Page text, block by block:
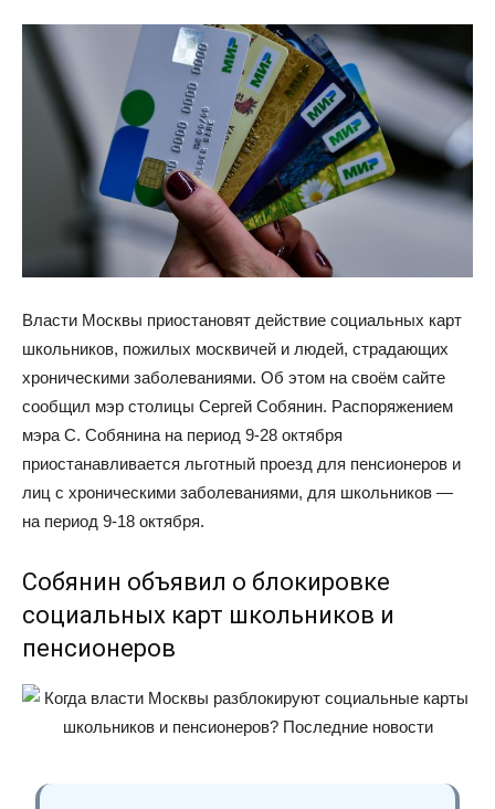
Власти Москвы приостановят действие социальных карт
школьников, пожилых москвичей и людей, страдающих
хроническими заболеваниями. Об этом на своём сайте
сообщил мэр столицы Сергей Собянин. Распоряжением
мэра С. Собянина на период 9-28 октября
приостанавливается льготный проезд для пенсионеров и
лиц с хроническими заболеваниями, для школьников —
на период 9-18 октября.
Собянин объявил о блокировке
социальных карт школьников и
пенсионеров